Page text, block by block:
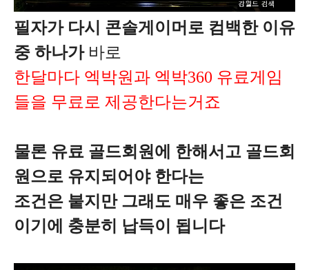
필자가 다시 콘솔게이머로 컴백한 이유
중 하나가 바로
한달마다 엑박원과 엑박360 유료게임
들을 무료로 제공한다는거죠
물론 유료 골드회원에 한해서고 골드회
원으로 유지되어야 한다는
조건은 붙지만 그래도 매우 좋은 조건
이기에 충분히 납득이 됩니다